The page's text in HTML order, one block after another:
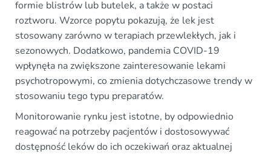
formie blistrów lub butelek, a także w postaci
roztworu. Wzorce popytu pokazują, że lek jest
stosowany zarówno w terapiach przewlekłych, jak i
sezonowych. Dodatkowo, pandemia COVID-19
wpłynęła na zwiększone zainteresowanie lekami
psychotropowymi, co zmienia dotychczasowe trendy w
stosowaniu tego typu preparatów.
Monitorowanie rynku jest istotne, by odpowiednio
reagować na potrzeby pacjentów i dostosowywać
dostępność leków do ich oczekiwań oraz aktualnej